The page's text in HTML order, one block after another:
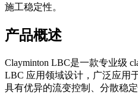
施工稳定性。
产品概述
Clayminton LBC是一款专业级
LBC 应用领域设计，广泛应用
具有优异的流变控制、分散稳定